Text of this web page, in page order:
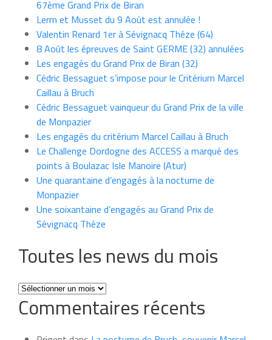
67ème Grand Prix de Biran
Lerm et Musset du 9 Août est annulée !
Valentin Renard 1er à Sévignacq Théze (64)
8 Août les épreuves de Saint GERME (32) annulées
Les engagés du Grand Prix de Biran (32)
Cédric Bessaguet s’impose pour le Critérium Marcel
Caillau à Bruch
Cédric Bessaguet vainqueur du Grand Prix de la ville
de Monpazier
Les engagés du critérium Marcel Caillau à Bruch
Le Challenge Dordogne des ACCESS a marqué des
points à Boulazac Isle Manoire (Atur)
Une quarantaine d’engagés à la nocturne de
Monpazier
Une soixantaine d’engagés au Grand Prix de
Sévignacq Théze
Toutes les news du mois
Toutes
les
news
Commentaires récents